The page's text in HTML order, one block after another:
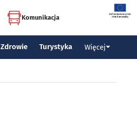
Komunikacja
Zdrowie Turystyka Więcej